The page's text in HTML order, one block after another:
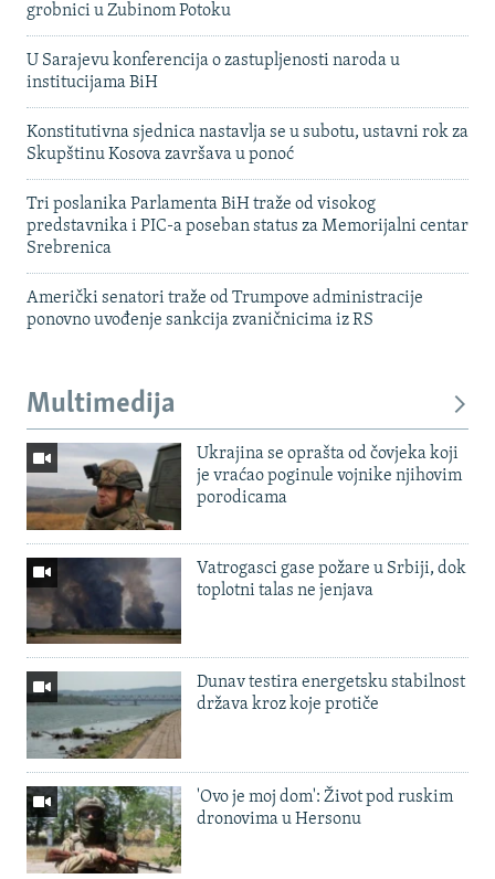
grobnici u Zubinom Potoku
U Sarajevu konferencija o zastupljenosti naroda u
institucijama BiH
Konstitutivna sjednica nastavlja se u subotu, ustavni rok za
Skupštinu Kosova završava u ponoć
Tri poslanika Parlamenta BiH traže od visokog
predstavnika i PIC-a poseban status za Memorijalni centar
Srebrenica
Američki senatori traže od Trumpove administracije
ponovno uvođenje sankcija zvaničnicima iz RS
Multimedija
Ukrajina se oprašta od čovjeka koji
je vraćao poginule vojnike njihovim
porodicama
Vatrogasci gase požare u Srbiji, dok
toplotni talas ne jenjava
Dunav testira energetsku stabilnost
država kroz koje protiče
'Ovo je moj dom': Život pod ruskim
dronovima u Hersonu